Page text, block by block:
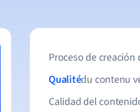
Proceso de
Qualitédu contenu
Calidad del